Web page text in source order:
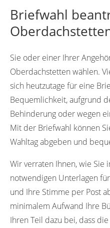
Briefwahl
Sie oder einer Ihrer
Oberdachstetten wählen.
sich heutzutage für eine
Bequemlichkeit, aufgrund
Behinderung oder wegen
Mit der Briefwahl können
Wahltag abgeben und
Wir verraten Ihnen, wie Sie
notwendigen Unterlagen
und Ihre Stimme per Post
minimalem Aufwand Ihre
Ihren Teil dazu bei, dass